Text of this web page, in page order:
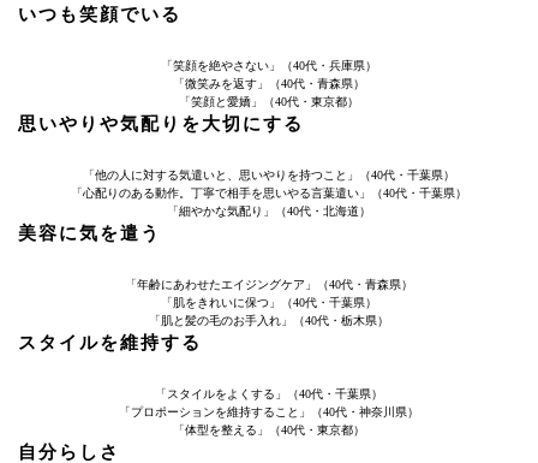
いつも笑顔でいる
「笑顔を絶やさない」（40代・兵庫県）
「微笑みを返す」（40代・青森県）
「笑顔と愛嬌」（40代・東京都）
思いやりや気配りを大切にする
「他の人に対する気遣いと、思いやりを持つこと」（40代・千葉県）
「心配りのある動作。丁寧で相手を思いやる言葉遣い」（40代・千葉県）
「細やかな気配り」（40代・北海道）
美容に気を遣う
「年齢にあわせたエイジングケア」（40代・青森県）
「肌をきれいに保つ」（40代・千葉県）
「肌と髪の毛のお手入れ」（40代・栃木県）
スタイルを維持する
「スタイルをよくする」（40代・千葉県）
「プロポーションを維持すること」（40代・神奈川県）
「体型を整える」（40代・東京都）
自分らしさ